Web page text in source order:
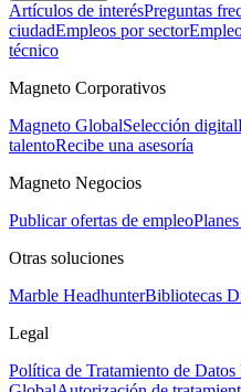
Artículos de interésPreguntas
ciudadEmpleos por sector
técnico
Magneto Corporativos
Magneto GlobalSelección digital
talentoRecibe una asesoría
Magneto Negocios
Publicar ofertas de empleo
Otras soluciones
Marble HeadhunterBibliotecas
Legal
Política de Tratamiento de Datos